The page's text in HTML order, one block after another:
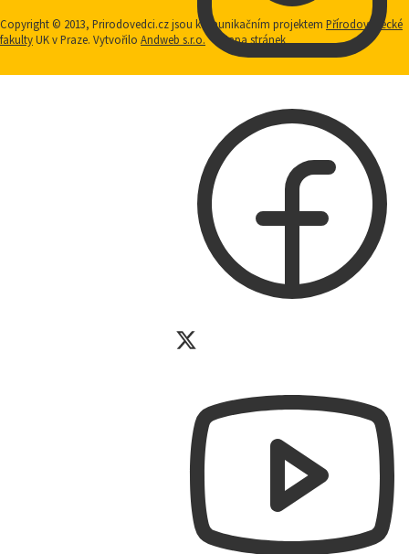
Copyright © 2013, Prirodovedci.cz jsou komunikačním projektem Přírodovědecké
fakultyUK v Praze. Vytvořilo Andweb s.r.o. Mapa stránek